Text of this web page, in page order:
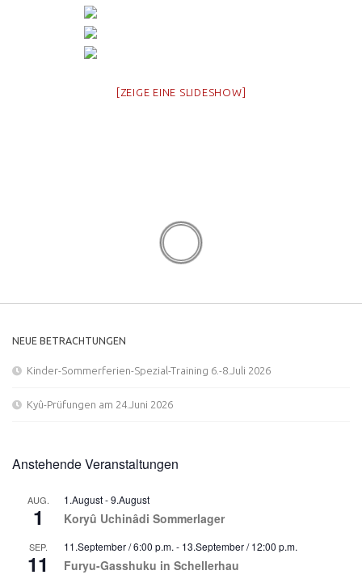
[ZEIGE EINE SLIDESHOW]
NEUE BETRACHTUNGEN
Kinder-Sommerferien-Spezial-Training 6.-8.Juli 2026
Kyû-Prüfungen am 24.Juni 2026
Anstehende Veranstaltungen
AUG.
1
1.August-9.August
Koryû Uchinâdi Sommerlager
SEP.
11
11.September / 6:00 p.m. - 13.September / 12:00 p.m.
Furyu-Gasshuku in Schellerhau